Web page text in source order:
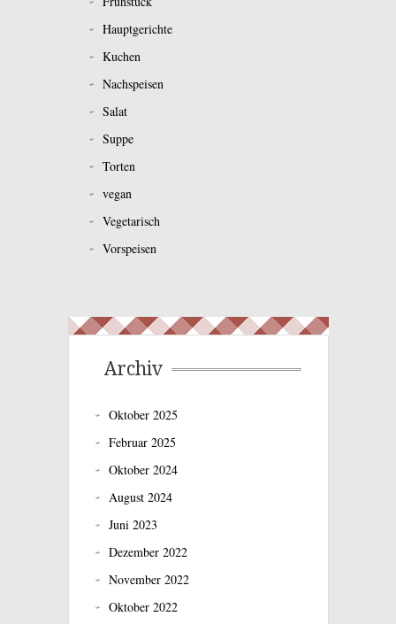
Hauptgerichte
Kuchen
Nachspeisen
Salat
Suppe
Torten
vegan
Vegetarisch
Vorspeisen
Archiv
Oktober 2025
Februar 2025
Oktober 2024
August 2024
Juni 2023
Dezember 2022
November 2022
Oktober 2022